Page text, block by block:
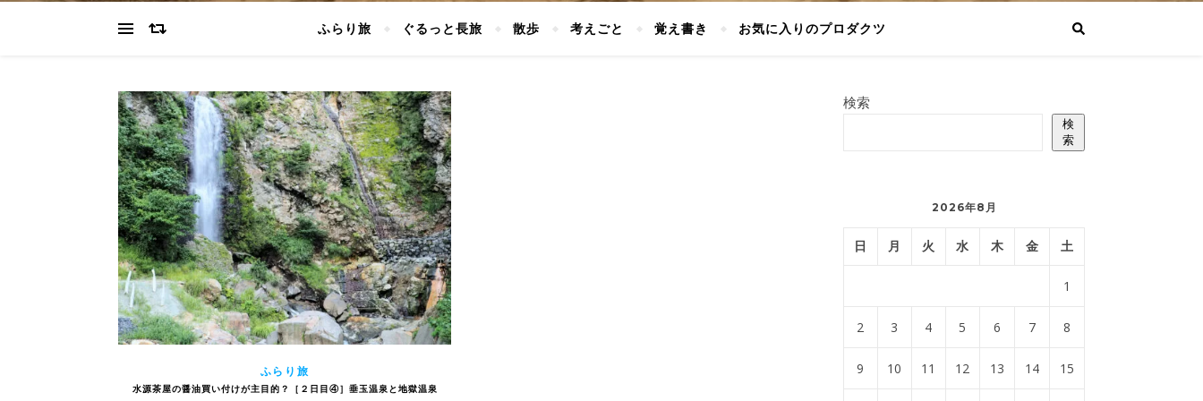
ふらり旅 ぐるっと長旅 散歩 考えごと 覚え書き お気に入りのプロダクツ
ふらり旅
水源茶屋の醤油買い付けが主目的？［２日目④］垂玉温泉と地獄温泉
検索
検
索
2026年8月
日 月 火 水 木 金 土
1
2 3 4 5 6 7 8
9 10 11 12 13 14 15